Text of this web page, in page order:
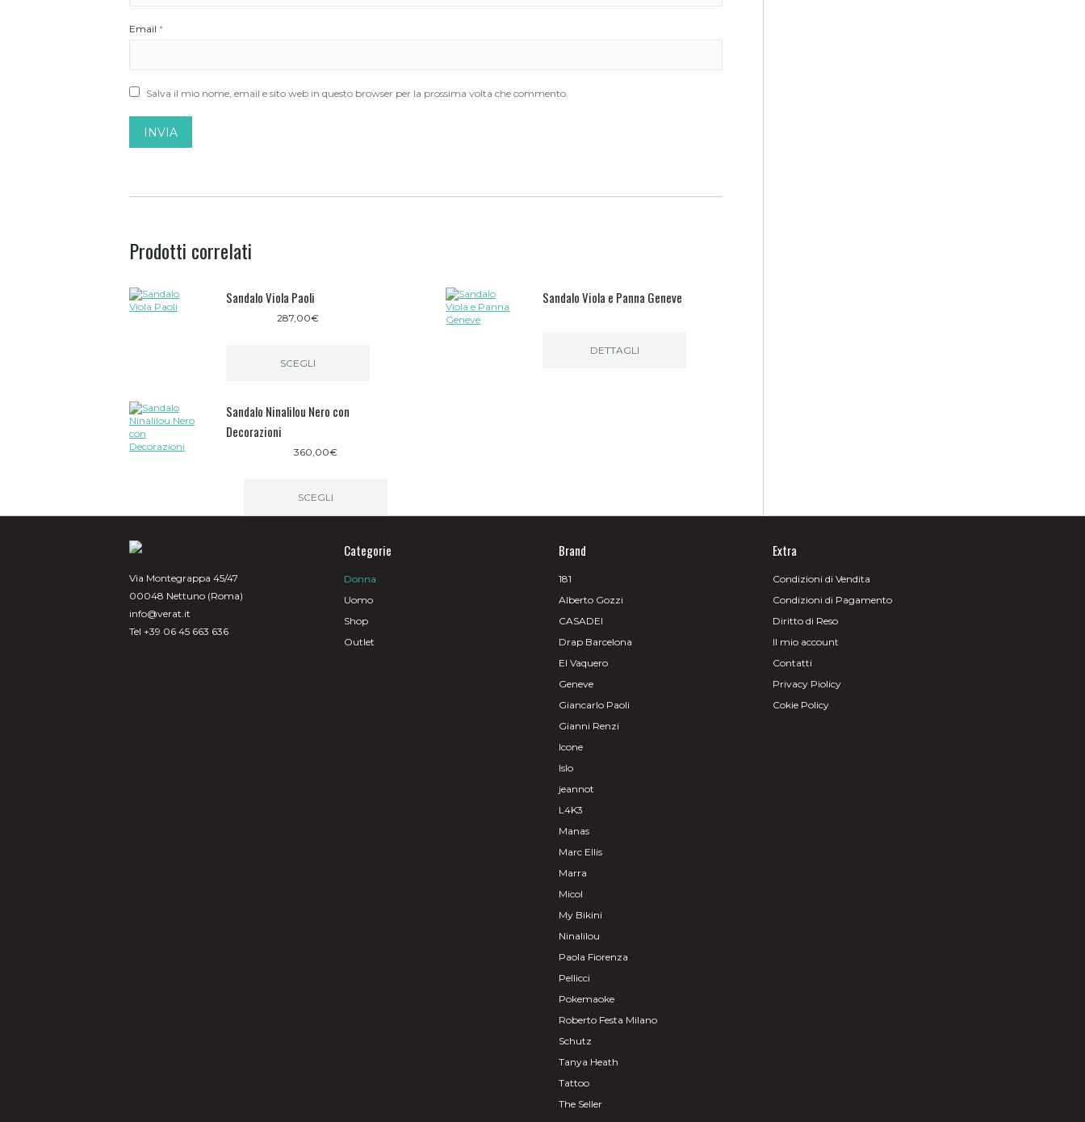
Email *
Salva il mio nome, email e sito web in questo browser per la prossima volta che commento.
Prodotti correlati
Sandalo Viola Paoli
287,00€
SCEGLI
ha
più
varianti.
nella
Sandalo Viola e Panna Geneve
DETTAGLI
Sandalo Ninalilou Nero con
Decorazioni
360,00€
SCEGLI
varianti.
Le
opzioni
scelte
Via Montegrappa 45/47
00048 Nettuno (Roma)
info@verat.it
Tel +39 06 45 663 636
Categorie
Donna
Uomo
Shop
Outlet
Brand
181
Alberto Gozzi
CASADEI
Drap Barcelona
El Vaquero
Geneve
Giancarlo Paoli
Gianni Renzi
Icone
Islo
jeannot
L4K3
Manas
Marc Ellis
Marra
Micol
My Bikini
Ninalilou
Paola Fiorenza
Pellicci
Pokemaoke
Roberto Festa Milano
Schutz
Tanya Heath
Tattoo
The Seller
Extra
Condizioni di Vendita
Condizioni di Pagamento
Diritto di Reso
Il mio account
Contatti
Privacy Piolicy
Cokie Policy